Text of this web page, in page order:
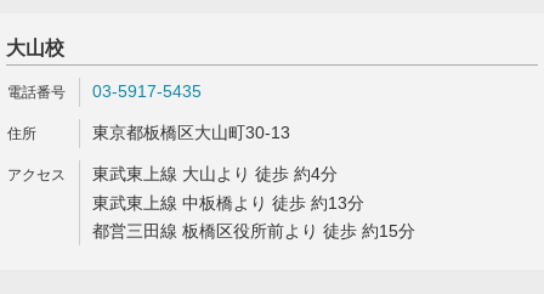
大山校
03-5917-5435
東京都板橋区大山町30-13
東武東上線 大山より 徒歩 約4分
東武東上線 中板橋より 徒歩 約13分
都営三田線 板橋区役所前より 徒歩 約15分